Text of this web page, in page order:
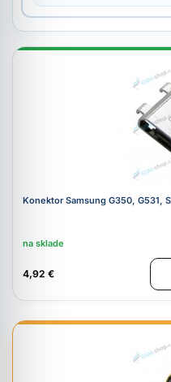
Konektor Samsung G350, G531,
na sklade
4,92 €